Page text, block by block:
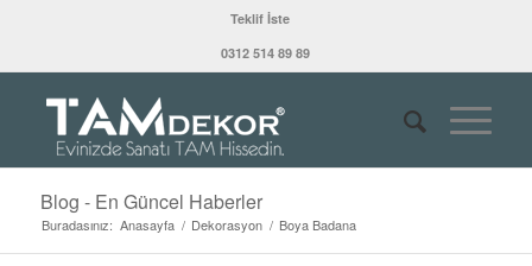
Teklif İste
0312 514 89 89
Blog - En Güncel Haberler
Buradasınız: Anasayfa / Dekorasyon / Boya Badana